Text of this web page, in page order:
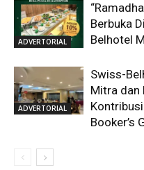
ADVERTORIAL
Berbuka
Belhotel
ADVERTORIAL
Swiss-
Mitra dan
Booker’s